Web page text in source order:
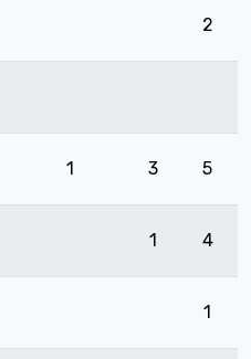
2
1 3 5
1 4
1